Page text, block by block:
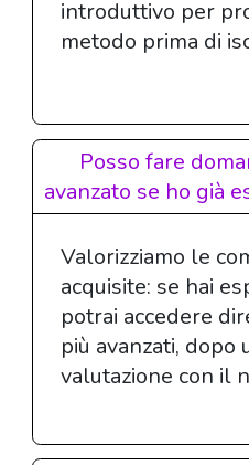
introduttivo per
metodo prima di
Posso fare
avanzato se ho già
Valorizziamo le
acquisite: se hai
potrai accedere
più avanzati, dopo
valutazione con il